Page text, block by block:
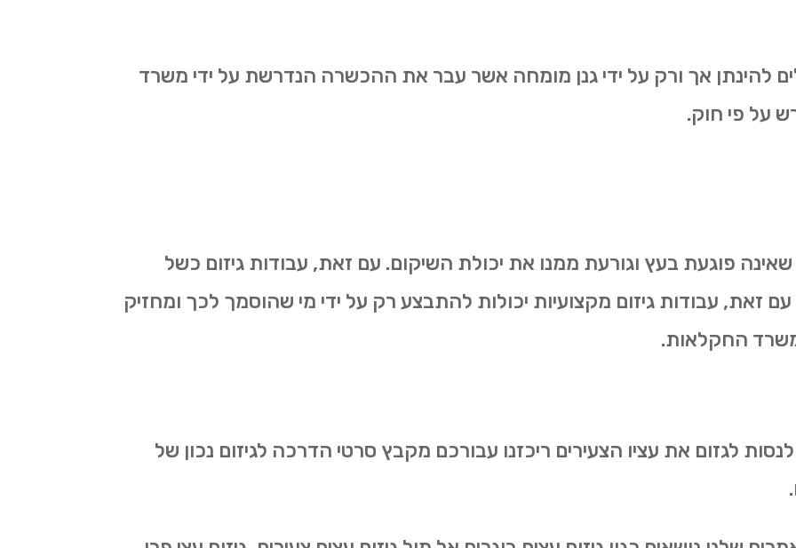
להינתן אך ורק על ידי גנן מומחה אשר עבר את ההכשרה הנדרשת על ידי משרד
על פי חוק.
פוגעת בעץ וגורעת ממנו את יכולת השיקום. עם זאת, עבודות גיזום כשל
עם זאת, עבודות גיזום מקצועיות יכולות להתבצע רק על ידי מי שהוסמך לכך ומחזיק
החקלאות.
לגזום את עציו הצעירים ריכזנו עבורכם מקבץ סרטי הדרכה לגיזום נכון של